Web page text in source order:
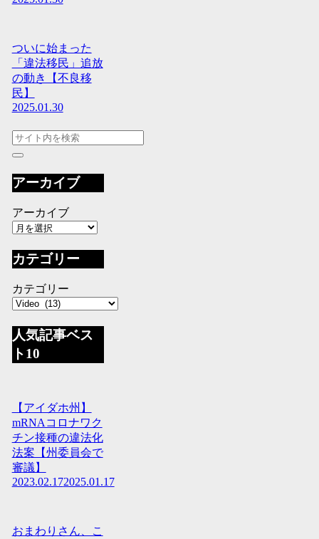
ついに始まった
「違法移民」追放
の動き【不良移
民】
2025.01.30
アーカイブ
アーカイブ
カテゴリー
カテゴリー
人気記事ベス
ト10
【アイダホ州】
mRNAコロナワク
チン接種の違法化
法案【州委員会で
審議】
2023.02.172025.01.17
おまわりさん、こ